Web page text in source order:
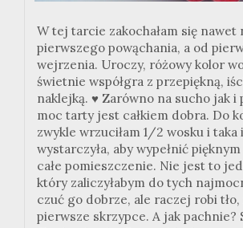
W tej tarcie zakochałam się nawet
pierwszego powąchania, a od
wejrzenia. Uroczy, różowy kolor
świetnie współgra z przepiękną,
naklejką. ♥ Zarówno na sucho jak i
moc tarty jest całkiem dobra. Do
zwykle wrzuciłam 1/2 wosku i taka
wystarczyła, aby wypełnić
całe pomieszczenie. Nie jest to
który zaliczyłabym do tych
czuć go dobrze, ale raczej robi
pierwsze skrzypce. A jak pachnie?